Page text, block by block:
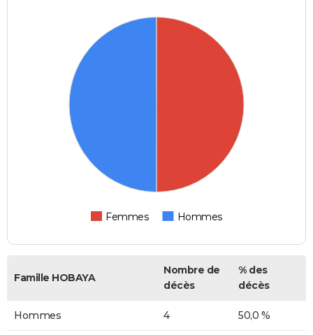
Femmes Hommes
Famille HOBAYA
Nombre de
décès
% des
décès
Hommes 4 50,0 %